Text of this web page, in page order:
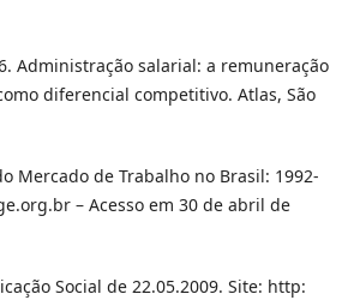
Administração salarial: a remuneração
diferencial competitivo. Atlas, São
Mercado de Trabalho no Brasil: 1992-
– Acesso em 30 de abril de
Social de 22.05.2009. Site: http: